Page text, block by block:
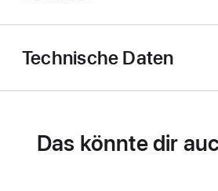
Technische Daten
Das könnte dir